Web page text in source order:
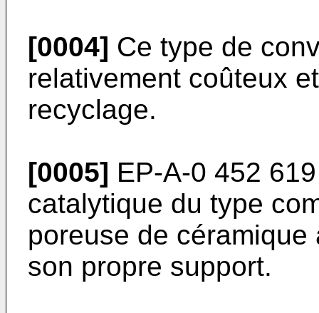
[0004] Ce type de
relativement coûteux
recyclage.
[0005] EP-A-0 452
catalytique du type
poreuse de
son propre support.